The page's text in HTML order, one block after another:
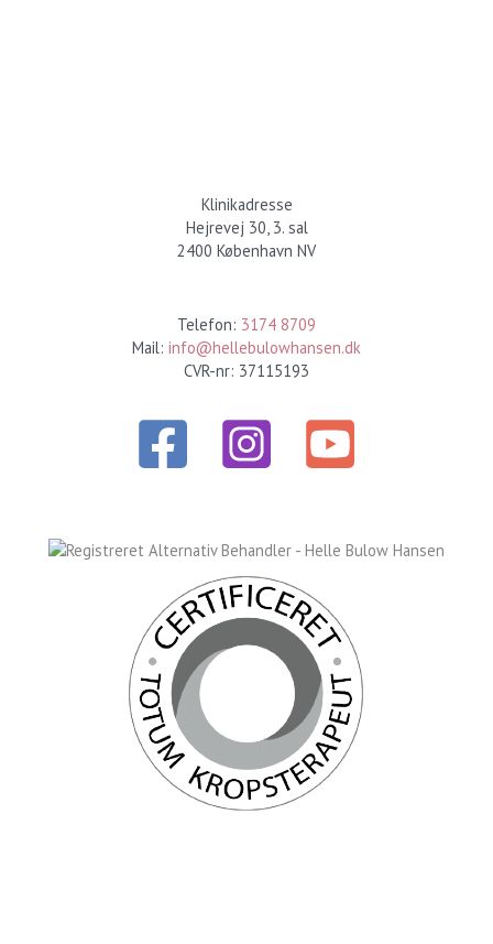
Klinikadresse
Hejrevej 30, 3. sal
2400 København NV
Telefon: 3174 8709
Mail: info@hellebulowhansen.dk
CVR-nr: 37115193